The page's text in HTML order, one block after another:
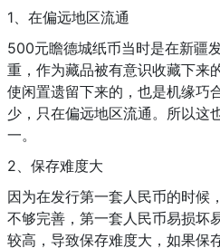
1、在偏远地区流通
500元瞻德城纸币当时是在新疆
重，作为藏品被有意识收藏下来
使闲置遗留下来的，也是机缘巧
少，只在偏远地区流通。所以这
一。
2、保存难度大
因为在发行第一套人民币的时候
不够完善，第一套人民币易损坏
较高，导致保存难度大，如果保